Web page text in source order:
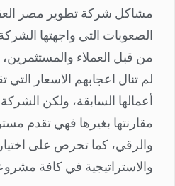
مشاكل شركة تطوير مصر
الصعوبات التي واجهتها
من قبل العملاء
لم تنال اعجابهم الاسعار
أعمالها السابقة، ولكن
مقارنتها بغيرها فهي تقدم
والرقي، كما تحرص على
والاستراتيجية في كافة